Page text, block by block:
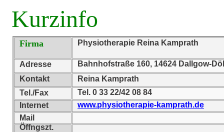
Kurzinfo
Firma Physiotherapie Reina Kamprath
Adresse
Bahnhofstraße 160, 14624 Dallgow-
Kontakt
Reina Kamprath
Tel./Fax
Tel. 0 33 22/42 08 84
Internet
www.physiotherapie-kamprath.de
Mail
Öffngszt.